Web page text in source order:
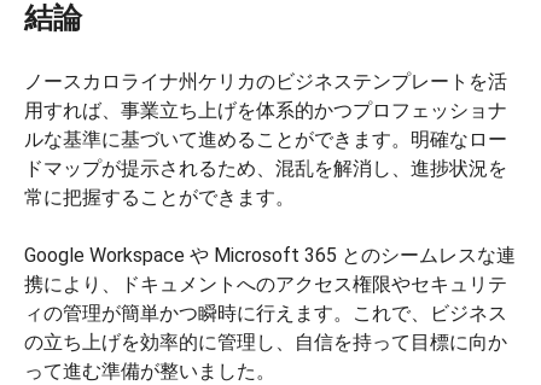
結論
ノースカロライナ州ケリカのビジネステンプレートを活
用すれば、事業立ち上げを体系的かつプロフェッショナ
ルな基準に基づいて進めることができます。明確なロー
ドマップが提示されるため、混乱を解消し、進捗状況を
常に把握することができます。
Google Workspace や Microsoft 365 とのシームレスな連
携により、ドキュメントへのアクセス権限やセキュリテ
ィの管理が簡単かつ瞬時に行えます。これで、ビジネス
の立ち上げを効率的に管理し、自信を持って目標に向か
って進む準備が整いました。